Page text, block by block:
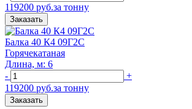
119200 руб.за тонну
Заказать
Балка 40 К4 09Г2С
Горячекатаная
Длина, м: 6
-
+
119200 руб.за тонну
Заказать